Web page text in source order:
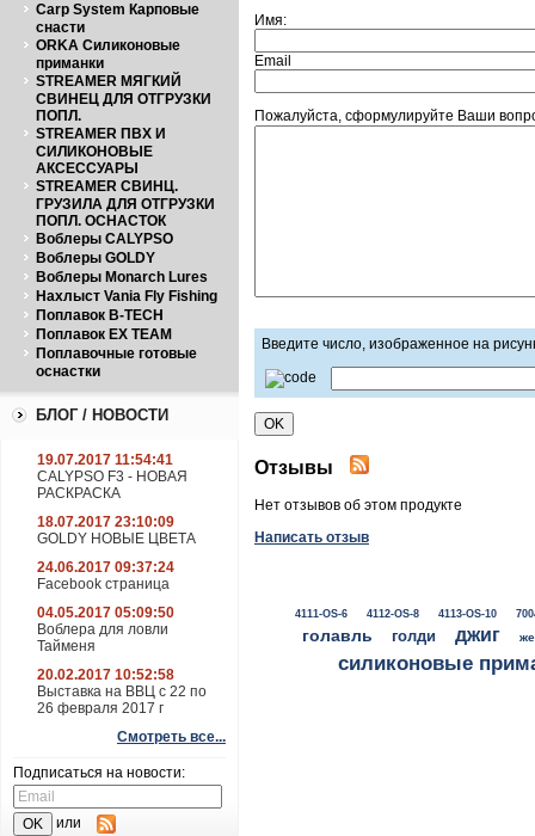
Carp System Карповые
снасти
ORKA Силиконовые
приманки
STREAMER МЯГКИЙ
СВИНЕЦ ДЛЯ ОТГРУЗКИ
ПОПЛ.
STREAMER ПВХ И
СИЛИКОНОВЫЕ
АКСЕССУАРЫ
STREAMER СВИНЦ.
ГРУЗИЛА ДЛЯ ОТГРУЗКИ
ПОПЛ. ОСНАСТОК
Воблеры CALYPSO
Воблеры GOLDY
Воблеры Monarch Lures
Нахлыст Vania Fly Fishing
Поплавок B-TECH
Поплавок EX TEAM
Поплавочные готовые
оснастки
БЛОГ / НОВОСТИ
19.07.2017 11:54:41
CALYPSO F3 - НОВАЯ
РАСКРАСКА
18.07.2017 23:10:09
GOLDY НОВЫЕ ЦВЕТА
24.06.2017 09:37:24
Facebook страница
04.05.2017 05:09:50
Воблера для ловли
Тайменя
20.02.2017 10:52:58
Выставка на ВВЦ с 22 по
26 февраля 2017 г
Смотреть все...
Подписаться на новости:
или
Имя:
Email
Пожалуйста, сформулируйте Ваши
Введите число, изображенное на
Отзывы
Нет отзывов об этом продукте
Написать отзыв
4111-OS-6 4112-OS-8 4113-OS-10
голавль голди джиг
силиконовые